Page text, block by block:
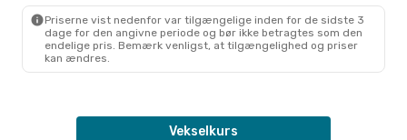
Priserne vist nedenfor var tilgængelige inden for de sidste 3
dage for den angivne periode og bør ikke betragtes som den
endelige pris. Bemærk venligst, at tilgængelighed og priser
kan ændres.
Vekselkurs